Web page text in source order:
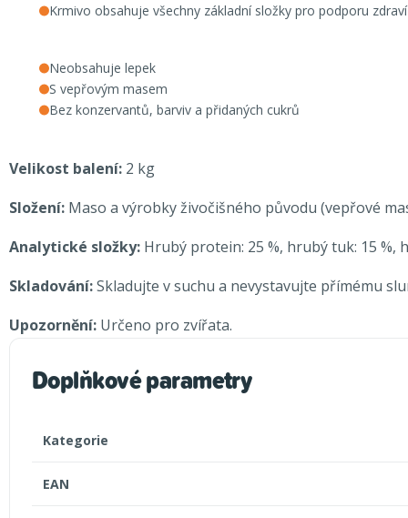
Krmivo obsahuje všechny základní složky pro podporu
Neobsahuje lepek
S vepřovým masem
Bez konzervantů, barviv a přidaných cukrů
Velikost balení: 2 kg
Složení: Maso a výrobky živočišného původu (vepřové
Analytické složky: Hrubý protein: 25 %, hrubý tuk: 15 %,
Skladování:Skladujte v suchu a nevystavujte přímému
Upozornění: Určeno pro zvířata.
Doplňkové parametry
Kategorie
EAN